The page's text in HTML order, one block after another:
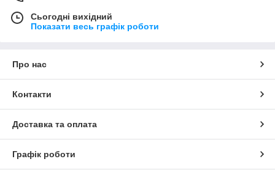
Сьогодні вихідний
Показати весь графік роботи
Про нас
Контакти
Доставка та оплата
Графік роботи